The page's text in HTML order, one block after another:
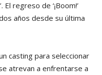
regreso de ‘¡Boom!’
años desde su última
casting para seleccionar
atrevan a enfrentarse a